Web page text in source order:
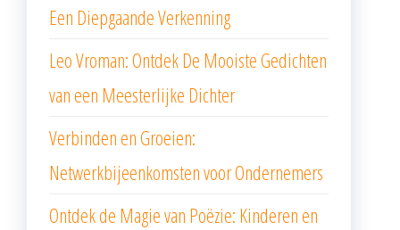
Een Diepgaande Verkenning
Leo Vroman: Ontdek De Mooiste Gedichten
van een Meesterlijke Dichter
Verbinden en Groeien:
Netwerkbijeenkomsten voor Ondernemers
Ontdek de Magie van Poëzie: Kinderen en